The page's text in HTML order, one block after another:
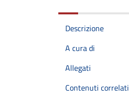
Descrizione
A cura di
Allegati
Contenuti correlati